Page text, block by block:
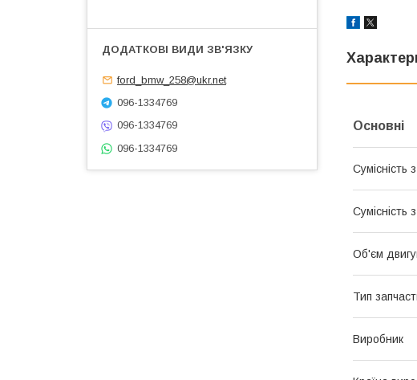
Основні
Сумісність
Сумісність
Об'єм
Тип
Виробник
ford_bmw_258@ukr.net
096-1334769
096-1334769
096-1334769